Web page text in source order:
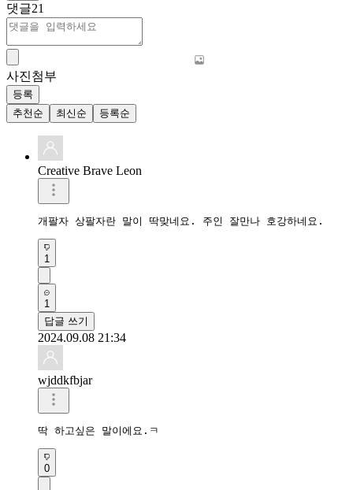
댓글21
사진첨부
등록
추천순
최신순 등록순
Creative Brave Leon
개팔자 상팔자란 말이 딱맞네요. 주인 잘만나 호강하네요.
1
1
답글 쓰기
2024.09.08 21:34
wjddkfbjar
딱 하고싶은 말이에요.ㅋ
0